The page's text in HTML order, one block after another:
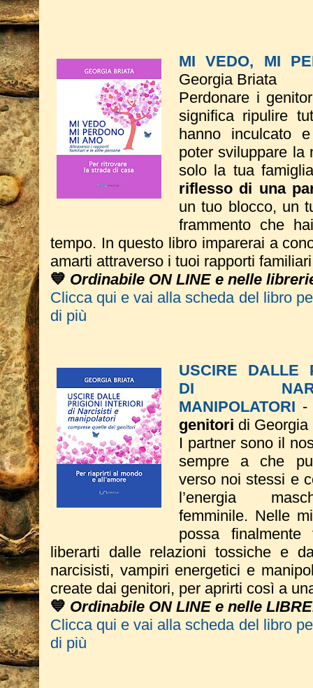
MI VEDO, MI
Georgia Briata
Perdonare i
significa ripulire
hanno inculcato
poter sviluppare
solo la tua
riflesso di una
un tuo blocco, un
frammento che
tempo. In questo libro imparerai a
amarti attraverso i tuoi rapporti
💙 Ordinabile ON LINE e nelle
Clicca qui e vai alla scheda del libro
di più
USCIRE DALLE
DI
MANIPOLATORI
genitori di Georgia
I partner sono il
sempre a che
verso noi stessi e
l’energia
femminile. Nelle
possa
liberarti dalle relazioni tossiche e
narcisisti, vampiri energetici e
create dai genitori, per aprirti così a
💙 Ordinabile ON LINE e nelle
Clicca qui e vai alla scheda del libro
di più